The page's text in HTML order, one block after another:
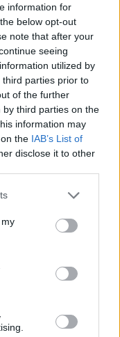
information for
below opt-out
note that after your
seeing
utilized by
parties prior to
of the further
third parties on the
information may
the IAB’s List of
disclose it to other
or more Google
You may click to
third-party tags to
in below Google
en 2007…
de La